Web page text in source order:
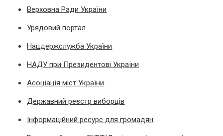
Верховна Ради України
Урядовий портал
Нацдержслужба України
НАДУ при Президентові України
Асоціація міст України
Державний реєстр виборців
Інформаційний ресурс для громадян